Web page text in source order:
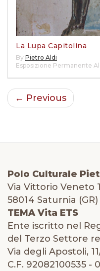
La Lupa Capitolina
By Pietro Aldi
Esposizione Permanente
← Previous
Polo Culturale
Via Vittorio Veneto
58014 Saturnia (GR)
TEMA Vita ETS
Ente iscritto nel
del Terzo Settore
Via degli Apostoli,
C.F. 92082100535 -